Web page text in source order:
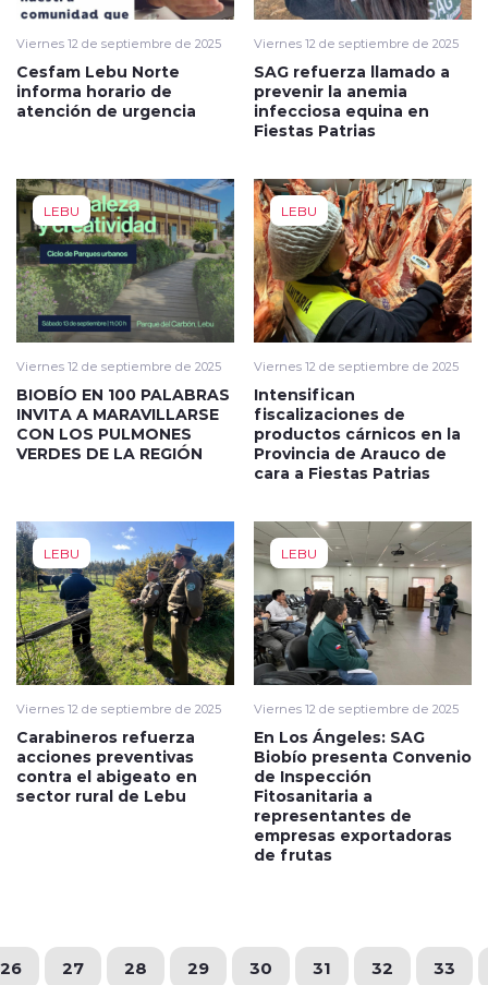
Viernes 12 de septiembre de 2025
Cesfam Lebu Norte
informa horario de
atención de urgencia
Viernes 12 de septiembre de 2025
SAG refuerza llamado a
prevenir la anemia
infecciosa equina en
Fiestas Patrias
LEBU
Viernes 12 de septiembre de 2025
BIOBÍO EN 100 PALABRAS
INVITA A MARAVILLARSE
CON LOS PULMONES
VERDES DE LA REGIÓN
LEBU
Viernes 12 de septiembre de 2025
Intensifican
fiscalizaciones de
productos cárnicos en la
Provincia de Arauco de
cara a Fiestas Patrias
LEBU
Viernes 12 de septiembre de 2025
Carabineros refuerza
acciones preventivas
contra el abigeato en
sector rural de Lebu
LEBU
Viernes 12 de septiembre de 2025
En Los Ángeles: SAG
Biobío presenta Convenio
de Inspección
Fitosanitaria a
representantes de
empresas exportadoras
de frutas
26 27 28 29 30 31 32 33